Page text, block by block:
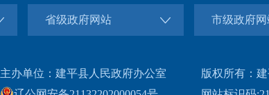
省级政府网站 市级政府网
主办单位：建平县人民政府办公室
版权所有：